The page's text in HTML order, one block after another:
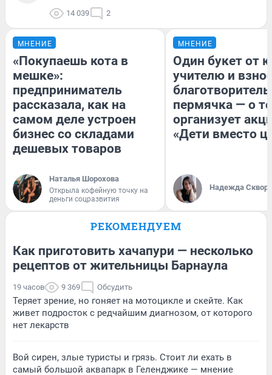
14 039 2
МНЕНИЕ
«Покупаешь кота в
мешке»:
предприниматель
рассказала, как на
самом деле устроен
бизнес со складами
дешевых товаров
Наталья Шорохова
Открыла кофейную точку на
деньги соцразвития
МНЕНИЕ
Один букет от
учителю и
пермячка — о
организует
«Дети вместо
Надежда
РЕКОМЕНДУЕМ
Как приготовить хачапури — несколько
рецептов от жительницы Барнаула
19 часов 9 369 Обсудить
Теряет зрение, но гоняет на мотоцикле и скейте. Как
живет подросток с редчайшим диагнозом, от которого
нет лекарств
Вой сирен, злые туристы и грязь. Стоит ли ехать в
самый большой аквапарк в Геленджике — мнение